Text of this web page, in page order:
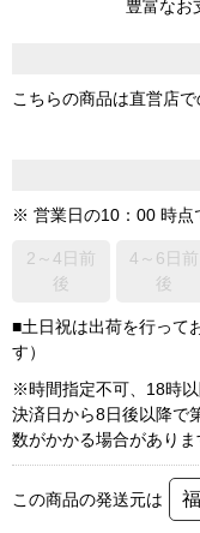
豊富なお
こちらの商品は直営店
※ 営業日の10：00 時点
2～4日前
後
4～6日前
後
■土日祝は出荷を行って
す）
※時間指定不可、18時
決済日から8日後以降
数がかかる場合がありま
この商品の発送元は